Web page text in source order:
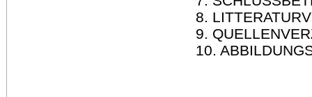
8.
9.
10.